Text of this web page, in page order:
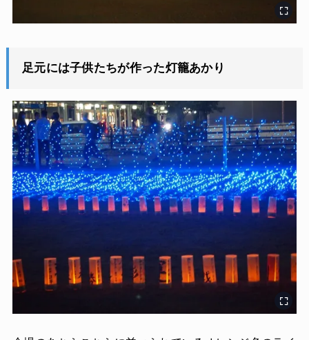
足元には子供たちが作った灯籠あかり